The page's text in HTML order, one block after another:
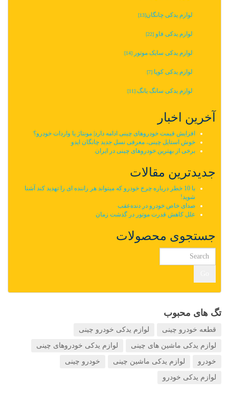
لوازم یدکی چانگان‬‎[13]
لوازم یدکی فاو [22]
لوازم یدکی سایک موتور [14]
لوازم یدکی کوپا [7]
لوازم یدکی سانگ یانگ [11]
آخرین اخبار
افزایش قیمت خودروهای چینی ادامه دارد| مونتاژ یا واردات خودرو؟
خوش استایل چینی، معرفی نسل جدید چانگان ایدو
برخی از بهترین خودروهای چینی در ایران
جدیدترین مقالات
با 10 خطر درباره چرخ خودرو که میتواند هر راننده ای را تهدید کند آشنا
شوید!
صدای خاص خودرو در دنده‌عقب
علل کاهش قدرت موتور در گذشت زمان
جستجوی محصولات
تگ های محبوب
قطعه خودرو چینی لوازم یدکی خودرو چینی
لوازم یدکی ماشین های چینی لوازم یدکی خودروهای چینی
خودرو لوازم یدکی ماشین چینی خودرو چینی
لوازم یدکی خودرو